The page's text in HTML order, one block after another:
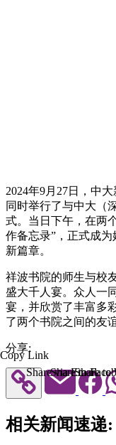
2024年9月27日，中
同时举行了与中大（
式。当日下午，在两
作备忘录”，正式成
新篇章。
祥波书院的师生与校
盛大千人宴。众人一
宴，并欣赏了丰富多
了两个书院之间的友
分享:
Copy Link
Share via Email
Share toShare to
相关新闻速递: